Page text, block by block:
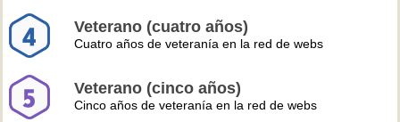
Veterano (cuatro años)
Cuatro años de veteranía en la red de webs
Veterano (cinco años)
Cinco años de veteranía en la red de webs